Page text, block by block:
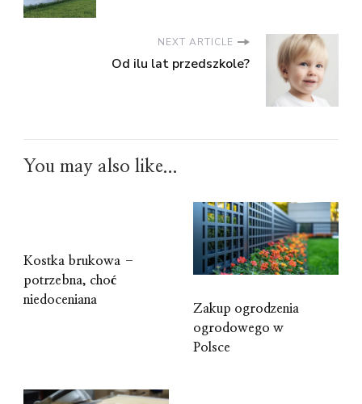
NEXT ARTICLE
Od ilu lat przedszkole?
You may also like...
Kostka brukowa –
potrzebna, choć
niedoceniana
Zakup ogrodzenia
ogrodowego w
Polsce